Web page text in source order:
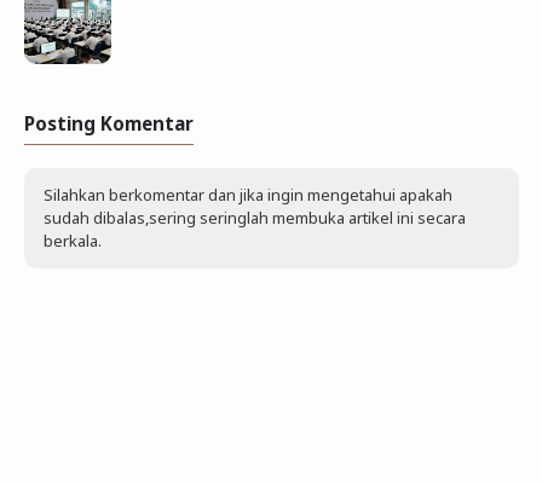
Posting Komentar
Silahkan berkomentar dan jika ingin mengetahui apakah
sudah dibalas,sering seringlah membuka artikel ini secara
berkala.